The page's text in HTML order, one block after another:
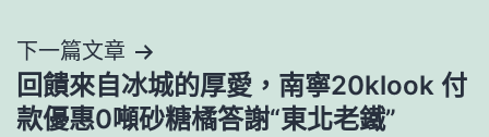
覽
下一篇文章
回饋來自冰城的厚愛，南寧20klook 付
款優惠0噸砂糖橘答謝“東北老鐵”